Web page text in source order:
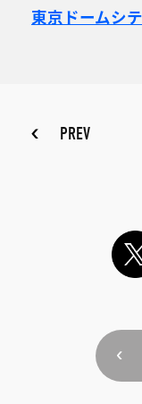
東京ドームシ
PREV